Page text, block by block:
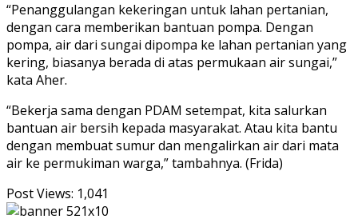
“Penanggulangan kekeringan untuk lahan pertanian,
dengan cara memberikan bantuan pompa. Dengan
pompa, air dari sungai dipompa ke lahan pertanian yang
kering, biasanya berada di atas permukaan air sungai,”
kata Aher.
“Bekerja sama dengan PDAM setempat, kita salurkan
bantuan air bersih kepada masyarakat. Atau kita bantu
dengan membuat sumur dan mengalirkan air dari mata
air ke permukiman warga,” tambahnya. (Frida)
Post Views: 1,041